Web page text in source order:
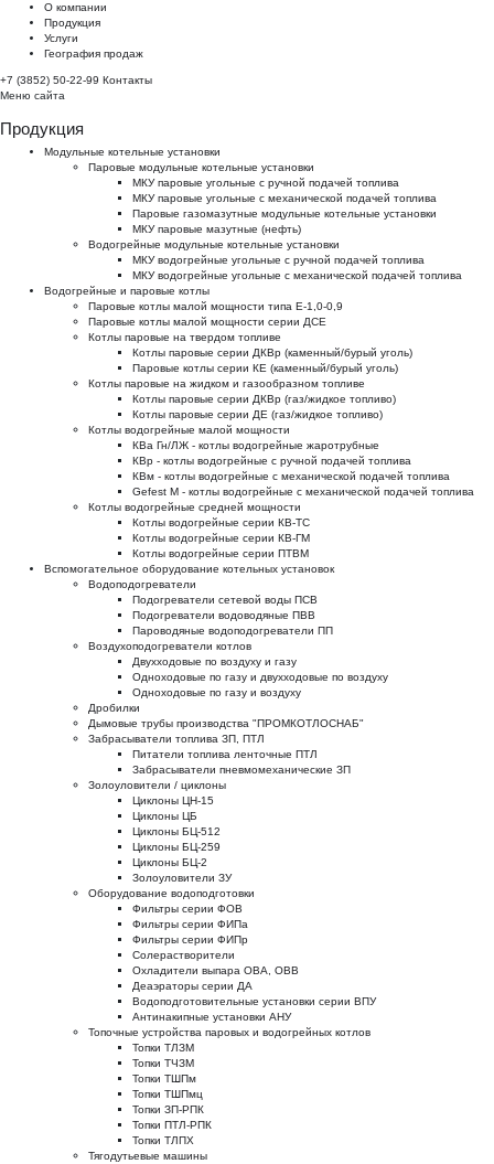
О компании
Продукция
Услуги
География продаж
+7 (3852) 50-22-99 Контакты
Меню сайта
Продукция
Модульные котельные установки
Паровые модульные котельные установки
МКУ паровые угольные с ручной подачей топлива
МКУ паровые угольные с механической подачей топлива
Паровые газомазутные модульные котельные установки
МКУ паровые мазутные (нефть)
Водогрейные модульные котельные установки
МКУ водогрейные угольные с ручной подачей топлива
МКУ водогрейные угольные с механической подачей топлива
Водогрейные и паровые котлы
Паровые котлы малой мощности типа Е-1,0-0,9
Паровые котлы малой мощности серии ДСЕ
Котлы паровые на твердом топливе
Котлы паровые серии ДКВр (каменный/бурый уголь)
Паровые котлы серии КЕ (каменный/бурый уголь)
Котлы паровые на жидком и газообразном топливе
Котлы паровые серии ДКВр (газ/жидкое топливо)
Котлы паровые серии ДЕ (газ/жидкое топливо)
Котлы водогрейные малой мощности
КВа Гн/ЛЖ - котлы водогрейные жаротрубные
КВр - котлы водогрейные с ручной подачей топлива
КВм - котлы водогрейные с механической подачей топлива
Gefest M - котлы водогрейные с механической подачей топлива
Котлы водогрейные средней мощности
Котлы водогрейные серии КВ-ТС
Котлы водогрейные серии КВ-ГМ
Котлы водогрейные серии ПТВМ
Вспомогательное оборудование котельных установок
Водоподогреватели
Подогреватели сетевой воды ПСВ
Подогреватели водоводяные ПВВ
Пароводяные водоподогреватели ПП
Воздухоподогреватели котлов
Двухходовые по воздуху и газу
Одноходовые по газу и двухходовые по воздуху
Одноходовые по газу и воздуху
Дробилки
Дымовые трубы производства "ПРОМКОТЛОСНАБ"
Забрасыватели топлива ЗП, ПТЛ
Питатели топлива ленточные ПТЛ
Забрасыватели пневмомеханические ЗП
Золоуловители / циклоны
Циклоны ЦН-15
Циклоны ЦБ
Циклоны БЦ-512
Циклоны БЦ-259
Циклоны БЦ-2
Золоуловители ЗУ
Оборудование водоподготовки
Фильтры серии ФОВ
Фильтры серии ФИПа
Фильтры серии ФИПр
Солерастворители
Охладители выпара ОВА, ОВВ
Деаэраторы серии ДА
Водоподготовительные установки серии ВПУ
Антинакипные установки АНУ
Топочные устройства паровых и водогрейных котлов
Топки ТЛЗМ
Топки ТЧЗМ
Топки ТШПм
Топки ТШПмц
Топки ЗП-РПК
Топки ПТЛ-РПК
Топки ТЛПХ
Тягодутьевые машины